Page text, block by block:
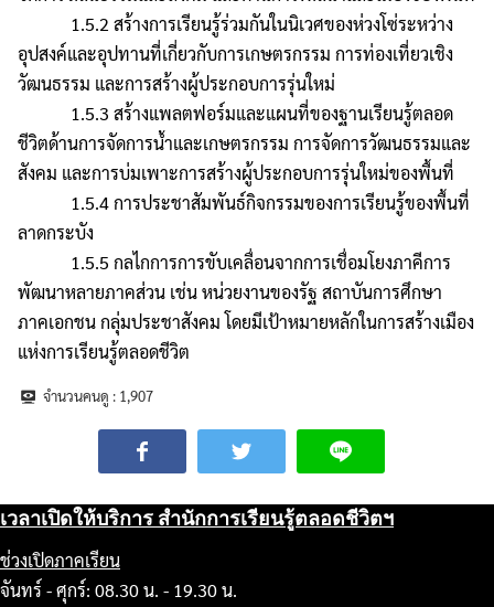
1.5.2 สร้างการเรียนรู้ร่วมกันในนิเวศของห่วงโซ่ระหว่าง
อุปสงค์และอุปทานที่เกี่ยวกับการเกษตรกรรม การท่องเที่ยวเชิง
วัฒนธรรม และการสร้างผู้ประกอบการรุ่นใหม่
1.5.3 สร้างแพลตฟอร์มและแผนที่ของฐานเรียนรู้ตลอด
ชีวิตด้านการจัดการน้ำและเกษตรกรรม การจัดการวัฒนธรรมและ
สังคม และการบ่มเพาะการสร้างผู้ประกอบการรุ่นใหม่ของพื้นที่
1.5.4 การประชาสัมพันธ์กิจกรรมของการเรียนรู้ของพื้นที่
ลาดกระบัง
1.5.5 กลไกการการขับเคลื่อนจากการเชื่อมโยงภาคีการ
พัฒนาหลายภาคส่วน เช่น หน่วยงานของรัฐ สถาบันการศึกษา
ภาคเอกชน กลุ่มประชาสังคม โดยมีเป้าหมายหลักในการสร้างเมือง
แห่งการเรียนรู้ตลอดชีวิต
จำนวนคนดู : 1,907
เวลาเปิดให้บริการ สำนักการเรียนรู้ตลอดชีวิตฯ
ช่วงเปิดภาคเรียน
จันทร์ - ศุกร์: 08.30 น. - 19.30 น.